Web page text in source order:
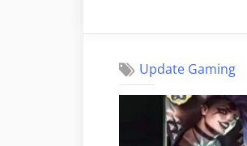
Update Gaming